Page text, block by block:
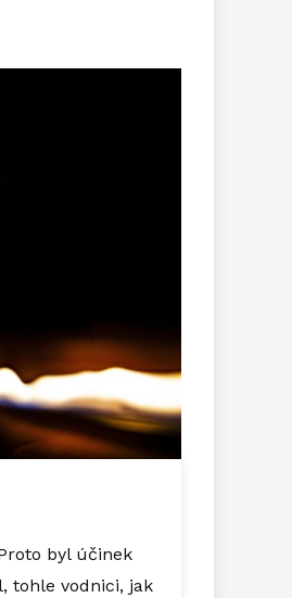
byl účinek
tohle vodnici, jak